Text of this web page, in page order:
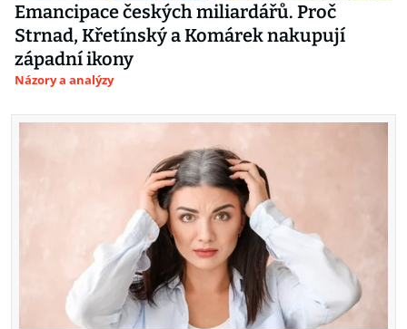
Emancipace českých miliardářů. Proč
Strnad, Křetínský a Komárek nakupují
západní ikony
Názory a analýzy